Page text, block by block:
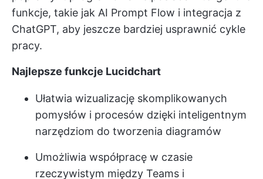
funkcje, takie jak AI Prompt Flow i integracja z
ChatGPT, aby jeszcze bardziej usprawnić cykle
pracy.
Najlepsze funkcje Lucidchart
Ułatwia wizualizację skomplikowanych
pomysłów i procesów dzięki inteligentnym
narzędziom do tworzenia diagramów
Umożliwia współpracę w czasie
rzeczywistym między Teams i